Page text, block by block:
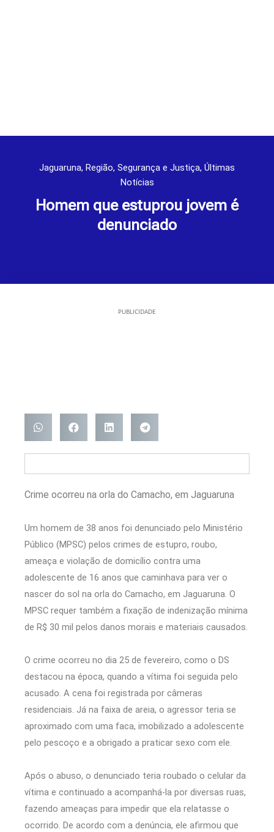
Jaguaruna, Região, Segurança e Justiça, Últimas
Notícias
Homem que estuprou jovem é
denunciado
PUBLICIDADE
Crime ocorreu na orla do Camacho, em Jaguaruna
Um homem de 38 anos foi denunciado pelo Ministério
Público (MPSC) pelos crimes de estupro, roubo,
ameaça e violação de domicílio contra uma
adolescente de 16 anos que caminhava para ver o
nascer do sol na orla do Camacho, em Jaguaruna. O
MPSC requer também a fixação de indenização mínima
de R$ 30 mil pelos danos morais e materiais causados.
O crime ocorreu no dia 25 de fevereiro, como o DS
destacou na época, quando a vítima foi seguida pelo
acusado. A cena foi registrada por câmeras
residenciais. Já na faixa de areia, o agressor teria se
aproximado com uma faca, imobilizado a adolescente
pelo pescoço e a obrigado a praticar sexo com ele.
Após o abuso, o denunciado teria roubado o celular da
vítima e continuado a acompanhá-la por diversas ruas,
fazendo ameaças para impedir que ela relatasse o
ocorrido. De acordo com a denúncia, ele afirmou que